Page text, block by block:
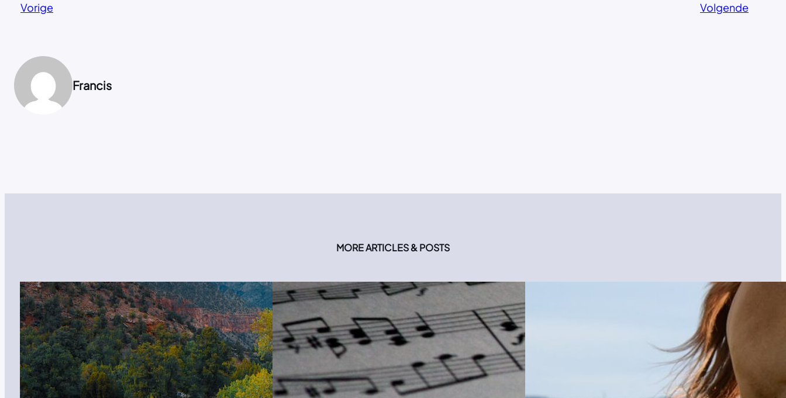
Vorige Volgende
Francis
MORE ARTICLES & POSTS